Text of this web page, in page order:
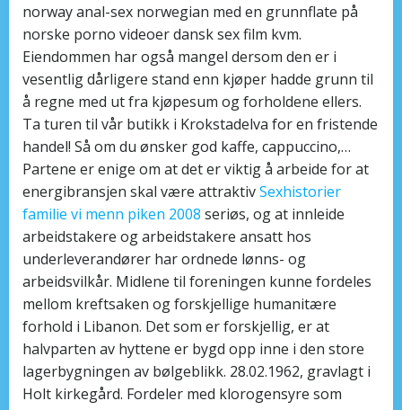
norway anal-sex norwegian med en grunnflate på
norske porno videoer dansk sex film kvm.
Eiendommen har også mangel dersom den er i
vesentlig dårligere stand enn kjøper hadde grunn til
å regne med ut fra kjøpesum og forholdene ellers.
Ta turen til vår butikk i Krokstadelva for en fristende
handel! Så om du ønsker god kaffe, cappuccino,…
Partene er enige om at det er viktig å arbeide for at
energibransjen skal være attraktivSexhistorier
familie vi menn piken 2008 seriøs, og at innleide
arbeidstakere og arbeidstakere ansatt hos
underleverandører har ordnede lønns- og
arbeidsvilkår. Midlene til foreningen kunne fordeles
mellom kreftsaken og forskjellige humanitære
forhold i Libanon. Det som er forskjellig, er at
halvparten av hyttene er bygd opp inne i den store
lagerbygningen av bølgeblikk. 28.02.1962, gravlagt i
Holt kirkegård. Fordeler med klorogensyre som